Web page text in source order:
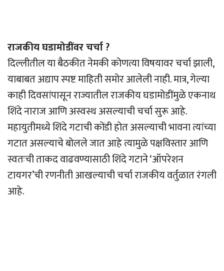
राजकीय घडामोडींवर चर्चा ?
दिल्लीतील या बैठकीत नेमकी कोणत्या विषयावर चर्चा झाली,
याबाबत अद्याप स्पष्ट माहिती समोर आलेली नाही. मात्र, गेल्या
काही दिवसांपासून राज्यातील राजकीय घडामोडींमुळे एकनाथ
शिंदे नाराज आणि अस्वस्थ असल्याची चर्चा सुरू आहे.
महायुतीमध्ये शिंदे गटाची कोंडी होत असल्याची भावना त्यांच्या
गटात असल्याचे बोलले जात आहे त्यामुळे पक्षविस्तार आणि
स्वतःची ताकद वाढवण्यासाठी शिंदे गटाने ‘ऑपरेशन
टायगर’ची रणनीती आखल्याची चर्चा राजकीय वर्तुळात रंगली
आहे.